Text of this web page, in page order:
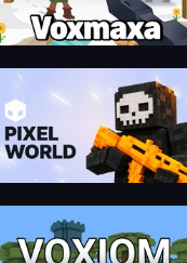
Voxmaxa
Pixel World